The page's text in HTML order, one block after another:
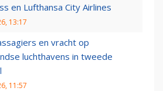
en Lufthansa City Airlines
13:17
en vracht op
luchthavens in tweede
11:57